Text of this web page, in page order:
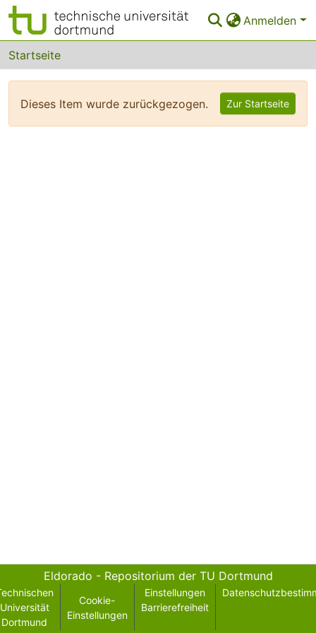
Anmelden
Bereiche & Sammlungen
Das gesamte Repositorium
FAQ
Startseite
Dieses Item wurde zurückgezogen. Zur Startseite
Eldorado - Repositorium der TU Dortmund
Universität
Dortmund
Cookie-
Einstellungen
Einstellungen
Barrierefreiheit